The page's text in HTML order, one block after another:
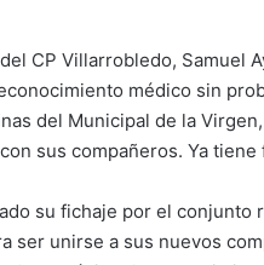
CP Villarrobledo, Samuel
médico sin
del Municipal de la
sus compañeros. Ya
su fichaje por el conjunto
ser unirse a sus nuevos